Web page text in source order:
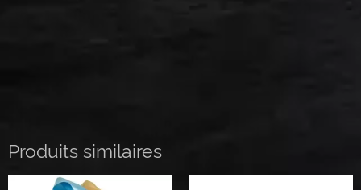
Produits similaires